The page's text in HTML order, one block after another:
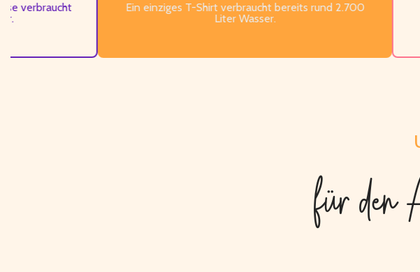
Ein einziges T-Shirt verbraucht bereits rund 2.700
Liter Wasser.
für den